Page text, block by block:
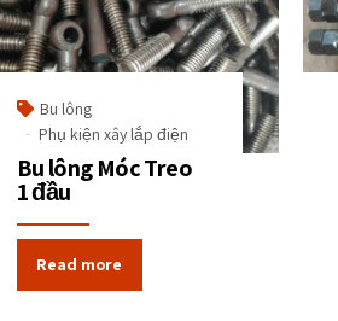
Bu lông
Phụ kiện xây lắp điện
Bu lông Móc Treo
1 đầu
Read more